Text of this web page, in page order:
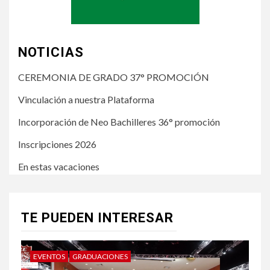
NOTICIAS
CEREMONIA DE GRADO 37° PROMOCIÓN
Vinculación a nuestra Plataforma
Incorporación de Neo Bachilleres 36° promoción
Inscripciones 2026
En estas vacaciones
TE PUEDEN INTERESAR
EVENTOS GRADUACIONES